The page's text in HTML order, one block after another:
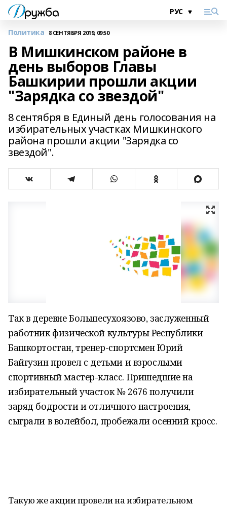
Политика 8 СЕНТЯБРЯ 2019, 09:50
В Мишкинском районе в
день выборов Главы
Башкирии прошли акции
"Зарядка со звездой"
8 сентября в Единый день голосования на
избирательных участках Мишкинского
района прошли акции "Зарядка со
звездой".
Так в деревне Большесухоязово, заслуженный
работник физической культуры Республики
Башкортостан, тренер-спортсмен Юрий
Байгузин провел с детьми и взрослыми
спортивный мастер-класс. Пришедшие на
избирательный участок № 2676 получили
заряд бодрости и отличного настроения,
сыграли в волейбол, пробежали осенний кросс.
Такую же акции провели на избирательном